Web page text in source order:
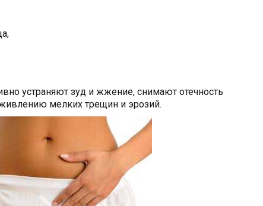
устраняют зуд и жжение, снимают отечность
мелких трещин и эрозий.